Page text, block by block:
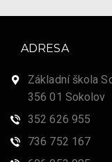
ADRESA
Základní škola
356 01 Sokolov
352 626 955
736 752 167